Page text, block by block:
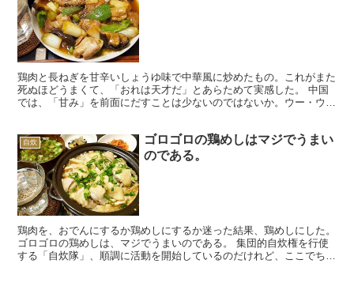
鶏肉と長ねぎを甘辛いしょうゆ味で中華風に炒めたもの。これがまた
死ぬほどうまくて、「おれは天才だ」とあらためて実感した。 中国
では、「甘み」を前面にだすことは少ないのではないか。ウー・ウェ
自炊
ゴロゴロの鶏めしはマジでうまい
のである。
鶏肉を、おでんにするか鶏めしにするか迷った結果、鶏めしにした。
ゴロゴロの鶏めしは、マジでうまいのである。 集団的自炊権を行使
する「自炊隊」、順調に活動を開始しているのだけれど、ここでちょ